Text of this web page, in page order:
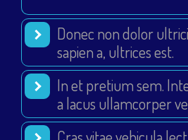
Donec non dolor
sapien a, ultrices est.
In et pretium sem.
a lacus ullamcorper